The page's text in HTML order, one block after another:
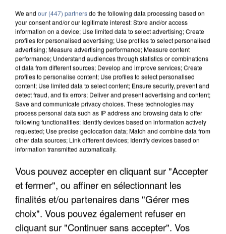
DE FAUNE SAUVAGE SONT...
We and our (447) partnersdo the following data processing based on
your consent and/or our legitimate interest: Store and/or access
information on a device; Use limited data to select advertising; Create
profiles for personalised advertising; Use profiles to select personalised
advertising; Measure advertising performance; Measure content
performance; Understand audiences through statistics or combinations
of data from different sources; Develop and improve services; Create
profiles to personalise content; Use profiles to select personalised
content; Use limited data to select content; Ensure security, prevent and
detect fraud, and fix errors; Deliver and present advertising and content;
Save and communicate privacy choices. These technologies may
process personal data such as IP address and browsing data to offer
following functionalities: Identify devices based on information actively
requested; Use precise geolocation data; Match and combine data from
other data sources; Link different devices; Identify devices based on
information transmitted automatically.
Vous pouvez accepter en cliquant sur "Accepter
et fermer", ou affiner en sélectionnant les
finalités et/ou partenaires dans "Gérer mes
choix". Vous pouvez également refuser en
cliquant sur "Continuer sans accepter". Vos